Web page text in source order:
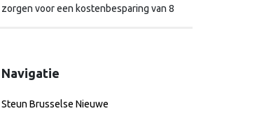
zorgen voor een kostenbesparing van 8
schatkist.
Navigatie
Steun Brusselse Nieuwe